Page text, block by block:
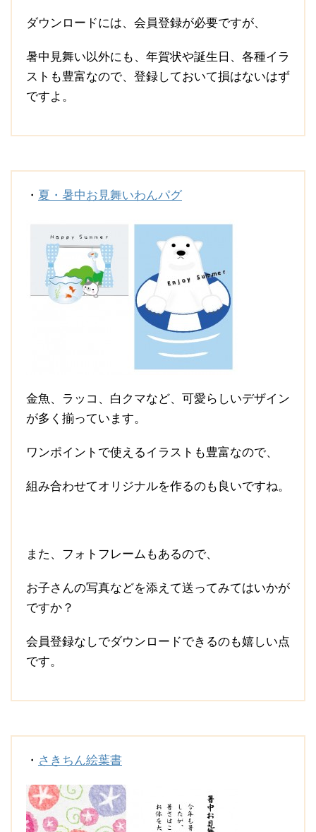
ダウンロードには、会員登録が必要ですが、
暑中見舞い以外にも、年賀状や誕生日、各種イラ
ストも豊富なので、登録しておいて損はないはず
ですよ。
・ 夏・暑中お見舞いわんパグ
金魚、ラッコ、白クマなど、可愛らしいデザイン
が多く揃っています。
ワンポイントで使えるイラストも豊富なので、
組み合わせてオリジナルを作るのも良いですね。
また、フォトフレームもあるので、
お子さんの写真などを添えて送ってみてはいかが
ですか？
会員登録なしでダウンロードできるのも嬉しい点
です。
・ さきちん絵葉書